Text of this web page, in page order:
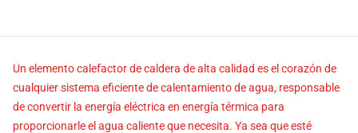
Un elemento calefactor de caldera de alta calidad es el corazón de
cualquier sistema eficiente de calentamiento de agua, responsable
de convertir la energía eléctrica en energía térmica para
proporcionarle el agua caliente que necesita. Ya sea que esté